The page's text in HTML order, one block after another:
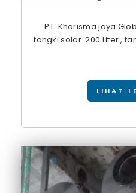
PT. Kharisma jaya
tangki solar 200 Liter ,
LIHAT